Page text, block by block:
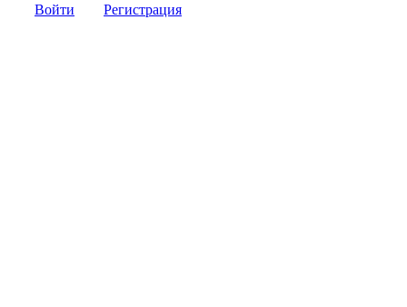
Войти Регистрация